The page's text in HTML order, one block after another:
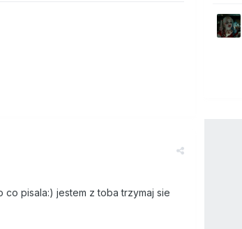
pisala:) jestem z toba trzymaj sie